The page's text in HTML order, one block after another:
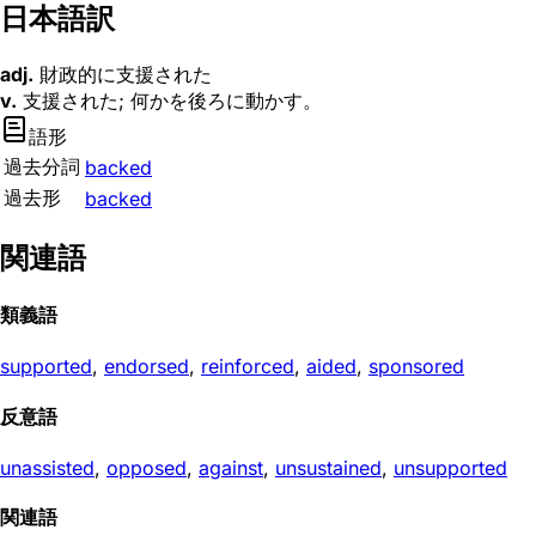
日本語訳
adj. 財政的に支援された
v. 支援された; 何かを後ろに動かす。
語形
過去分詞 backed
過去形
backed
関連語
類義語
supported, endorsed, reinforced, aided, sponsored
反意語
unassisted, opposed, against, unsustained, unsupported
関連語